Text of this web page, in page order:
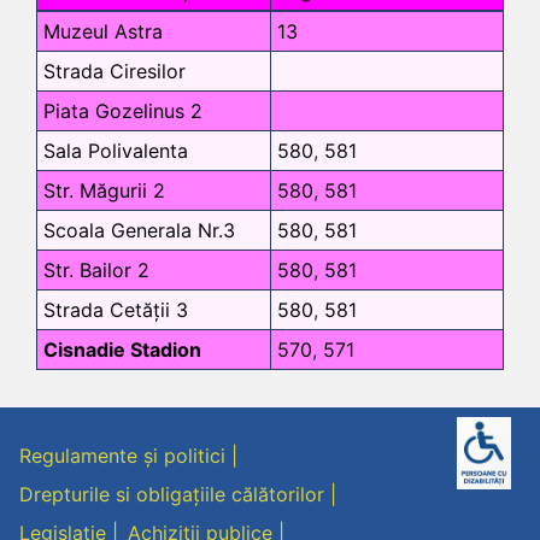
Muzeul Astra
13
Strada Ciresilor
Piata Gozelinus 2
Sala Polivalenta
580, 581
Str. Măgurii 2
580, 581
Scoala Generala Nr.3
580, 581
Str. Bailor 2
580, 581
Strada Cetății 3
580, 581
Cisnadie Stadion
570, 571
Regulamente și politici
Drepturile si obligațiile călătorilor
Legislație
Achiziții publice